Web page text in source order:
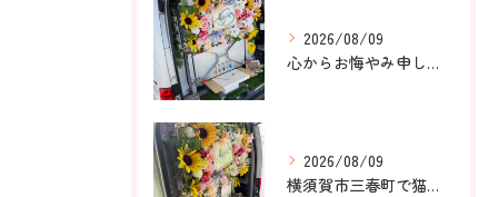
2026/08/09
心からお悔やみ申し上げます。
2026/08/09
横須賀市三春町で猫ちゃんのペット葬儀、ペット火葬をお手伝いさ...